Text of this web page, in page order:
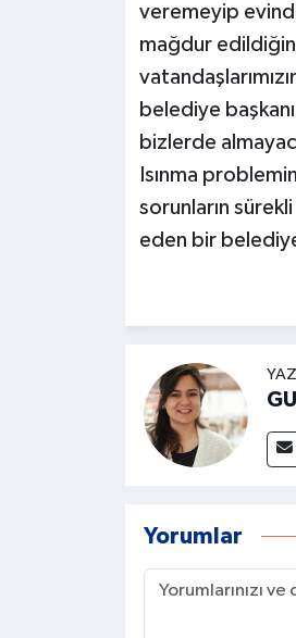
veremeyip
mağdur
belediye
bizlerde
Isınma
sorunların
eden bir
Yorumlar